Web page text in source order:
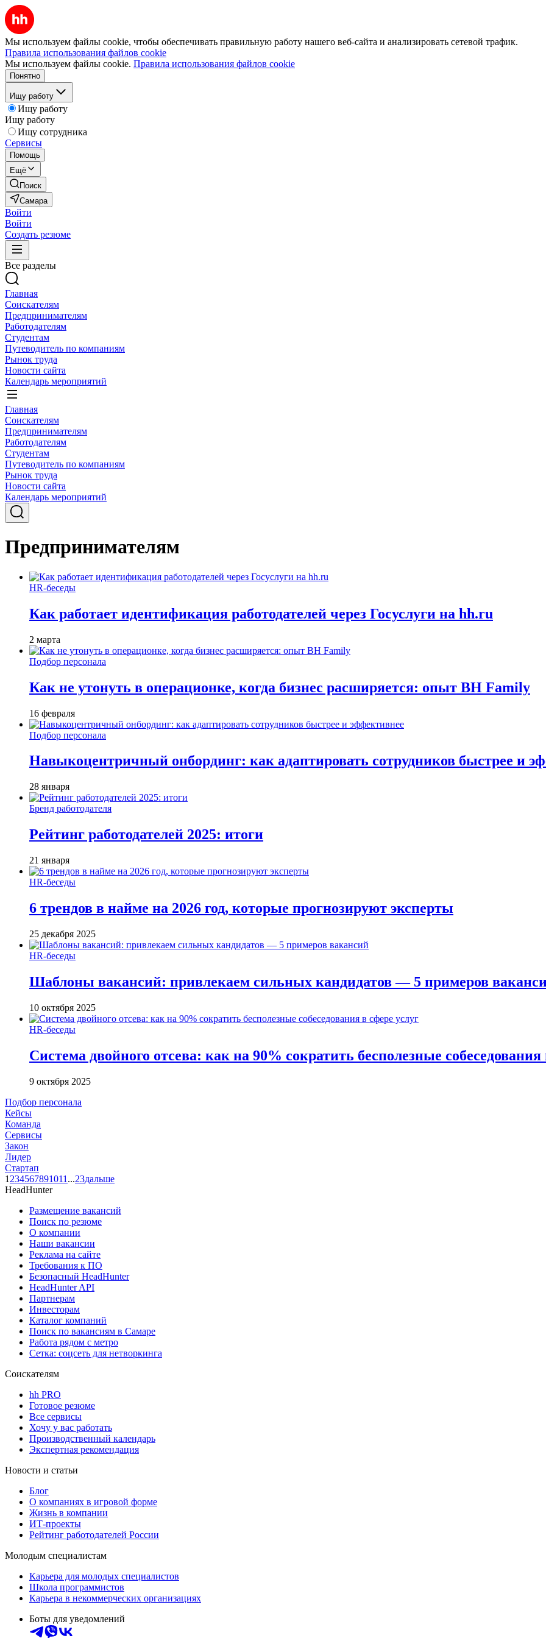
Мы используем файлы cookie, чтобы обеспечивать правильную работу нашего веб-сайта и анализировать сетевой трафик.
Правила использования файлов cookie
Мы используем файлы cookie. Правила использования файлов cookie
Понятно
Ищу работу
Ищу работу
Ищу работу
Ищу сотрудника
Сервисы
Помощь
Ещё
Поиск
Самара
Войти
Войти
Создать резюме
Все разделы
Главная
Соискателям
Предпринимателям
Работодателям
Студентам
Путеводитель по компаниям
Рынок труда
Новости сайта
Календарь мероприятий
Главная
Соискателям
Предпринимателям
Работодателям
Студентам
Путеводитель по компаниям
Рынок труда
Новости сайта
Календарь мероприятий
Предпринимателям
HR-беседы
Как работает идентификация работодателей через Госуслуги на hh.ru
2 марта
Подбор персонала
Как не утонуть в операционке, когда бизнес расширяется: опыт BH Family
16 февраля
Подбор персонала
Навыкоцентричный онбординг: как адаптировать сотрудников быстрее и
28 января
Бренд работодателя
Рейтинг работодателей 2025: итоги
21 января
HR-беседы
6 трендов в найме на 2026 год, которые прогнозируют эксперты
25 декабря 2025
HR-беседы
Шаблоны вакансий: привлекаем сильных кандидатов — 5 примеров
10 октября 2025
HR-беседы
Система двойного отсева: как на 90% сократить бесполезные собеседования
9 октября 2025
Подбор персонала
Кейсы
Команда
Сервисы
Закон
Лидер
Стартап
1 234567891011 ...23дальше
HeadHunter
Размещение вакансий
Поиск по резюме
О компании
Наши вакансии
Реклама на сайте
Требования к ПО
Безопасный HeadHunter
HeadHunter API
Партнерам
Инвесторам
Каталог компаний
Поиск по вакансиям в Самаре
Работа рядом с метро
Сетка: соцсеть для нетворкинга
Соискателям
hh PRO
Готовое резюме
Все сервисы
Хочу у вас работать
Производственный календарь
Экспертная рекомендация
Новости и статьи
Блог
О компаниях в игровой форме
Жизнь в компании
ИТ-проекты
Рейтинг работодателей России
Молодым специалистам
Карьера для молодых специалистов
Школа программистов
Карьера в некоммерческих организациях
Боты для уведомлений